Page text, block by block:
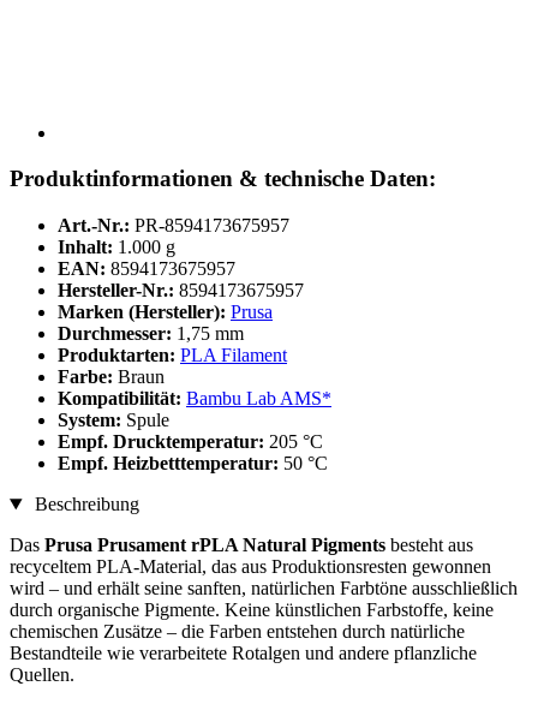
Produktinformationen & technische Daten:
Art.-Nr.: PR-8594173675957
Inhalt: 1.000 g
EAN: 8594173675957
Hersteller-Nr.: 8594173675957
Marken (Hersteller): Prusa
Durchmesser: 1,75 mm
Produktarten: PLA Filament
Farbe: Braun
Kompatibilität: Bambu Lab AMS*
System: Spule
Empf. Drucktemperatur: 205 °C
Empf. Heizbetttemperatur: 50 °C
Beschreibung
Das Prusa Prusament rPLA Natural Pigments besteht aus
recyceltem PLA-Material, das aus Produktionsresten gewonnen
wird – und erhält seine sanften, natürlichen Farbtöne ausschließlich
durch organische Pigmente. Keine künstlichen Farbstoffe, keine
chemischen Zusätze – die Farben entstehen durch natürliche
Bestandteile wie verarbeitete Rotalgen und andere pflanzliche
Quellen.